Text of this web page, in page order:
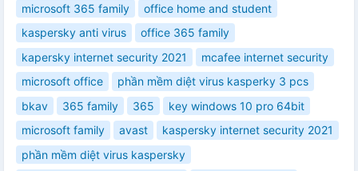
microsoft 365 family
office home and student
kaspersky anti virus
office 365 family
kapersky internet security 2021
mcafee internet security
microsoft office
phần mềm diệt virus kasperky 3 pcs
bkav
365 family 365
key windows 10 pro 64bit
microsoft family
avast
kaspersky internet security 2021
phần mềm diệt virus kaspersky